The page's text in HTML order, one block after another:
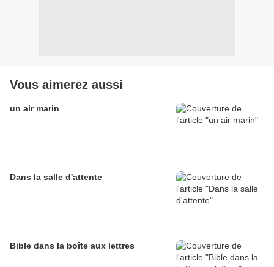
Vous aimerez aussi
un air marin
Dans la salle d'attente
Bible dans la boîte aux lettres